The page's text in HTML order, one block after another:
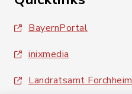
BayernPortal
inixmedia
Landratsamt Forchheim